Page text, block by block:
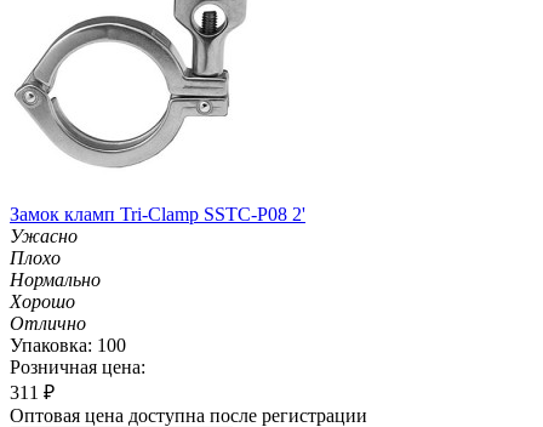
Замок кламп Tri-Clamp SSTC-P08 2'
Ужасно
Плохо
Нормально
Хорошо
Отлично
Упаковка: 100
Розничная цена:
311 ₽
Оптовая цена доступна после регистрации